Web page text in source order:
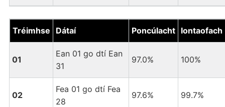
Tréimhse Dátaí Poncúlacht Iontaofach
01
Ean 01 go dtí Ean
31
97.0% 100%
02
Fea 01 go dtí Fea
28
97.6% 99.7%